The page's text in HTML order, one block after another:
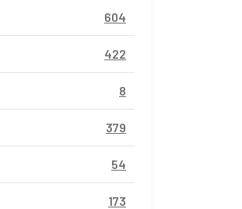
604
422
8
379
54
173